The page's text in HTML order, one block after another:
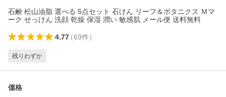
石鹸 松山油脂 選べる 5点セット 石けん リーフ＆ボタニクス Ｍマ
ーク せっけん 洗顔 乾燥 保湿 潤い 敏感肌 メール便 送料無料
4.77（69件）
残りわずか
価格